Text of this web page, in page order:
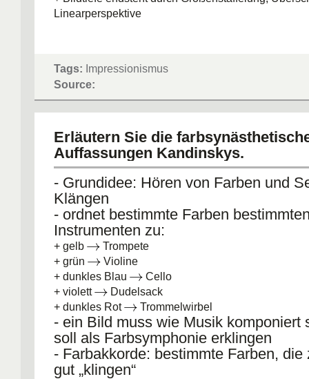
Linearperspektive
Tags: Impressionismus
Source:
Erläutern Sie die
Auffassungen Kandinskys.
- Grundidee: Hören von Farben und
Klängen
- ordnet bestimmte Farben
Instrumenten zu:
+ gelb
Trompete
+ grün
Violine
+ dunkles Blau
Cello
+ violett
Dudelsack
+ dunkles Rot
Trommelwirbel
- ein Bild muss wie Musik komponiert
soll als Farbsymphonie erklingen
- Farbakkorde: bestimmte Farben, die
gut „klingen“